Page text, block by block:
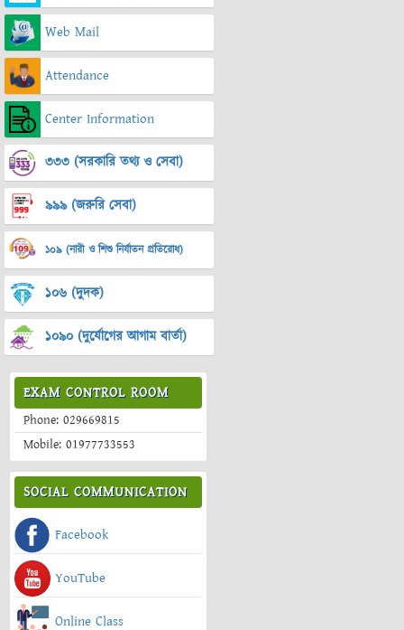
Web Mail
Attendance
Center Information
৩৩৩ (সরকারি তথ্য ও সেবা)
৯৯৯ (জরুরি সেবা)
১০৯ (নারী ও শিশু নির্যাতন প্রতিরোধ)
১০৬ (দুদক)
১০৯০ (দুর্যোগের আগাম বার্তা)
EXAM CONTROL ROOM
Phone: 029669815
Mobile: 01977733553
SOCIAL COMMUNICATION
Facebook
YouTube
Online Class